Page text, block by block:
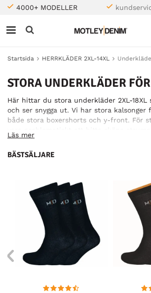
4000+ MODELLER
Startsida HERRKLÄDER 2XL-14XL
STORA UNDERKLÄDER
Här hittar du stora underkläder 2XL-
och ser snygga ut. Vi har stora kalsonger
både stora boxershorts och y-front. För
erbjuder vi även stora strumpor för herr,
Och tack vare våra badshorts i stora
vara bekväm och trendig på stranden!
Läs mer
BÄSTSÄLJARE